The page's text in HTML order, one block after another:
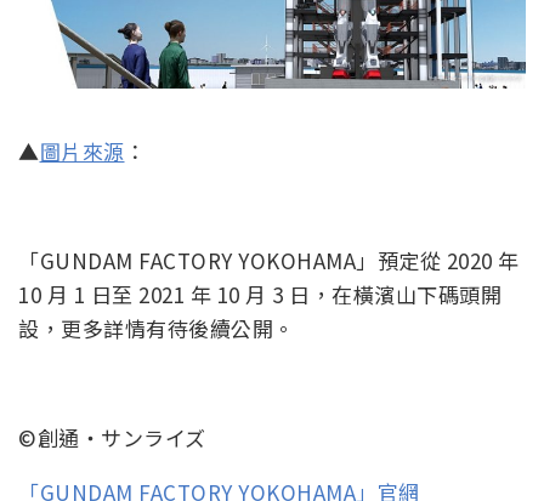
▲圖片來源 ：
「GUNDAM FACTORY YOKOHAMA」預定從 2020 年
10 月 1 日至 2021 年 10 月 3 日，在橫濱山下碼頭開
設，更多詳情有待後續公開。
©創通・サンライズ
「GUNDAM FACTORY YOKOHAMA」官網